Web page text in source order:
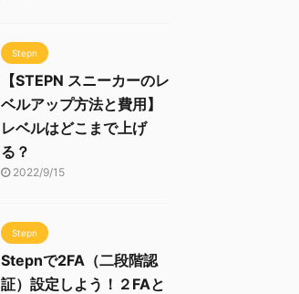
Stepn
【STEPN スニーカーのレ
ベルアップ方法と費用】
レベルはどこまで上げ
る？
2022/9/15
Stepn
Stepnで2FA（二段階認
証）設定しよう！２FAと